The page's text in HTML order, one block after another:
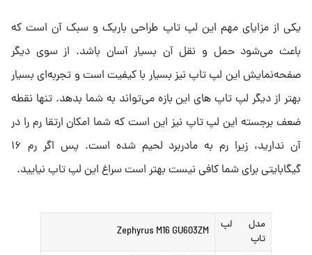
یکی از مزایای مهم این لپ تاپ طراحی باریک و سبک آن است که
باعث می‌شود حمل و نقل آن بسیار آسان باشد. از سوی دیگر
صفحه‌نمایش این لپ تاپ نیز بسیار با کیفیت است و تجربه‌ای بسیار
بهتر از دیگر لپ تاپ های این بازه می‌تواند به شما بدهد. تنها نقطه
ضعف برجسته این لپ تاپ نیز این است که شما امکان ارتقا رم را در
آن ندارید، زیرا رم به مادربرد لحیم شده است. پس اگر رم ۱۶
گیگابایتی برای شما کافی نیست بهتر است سراغ این لپ تاپ نیایید.
مدل لپ
تاپ
Zephyrus M16 GU603ZM